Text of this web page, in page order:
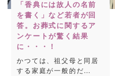
「香典には故人の名前
を書く」など若者が回
答。お葬式に関するア
ンケートが驚く結果
に・・・！
かつては、祖父母と同居
する家庭が一般的だ…